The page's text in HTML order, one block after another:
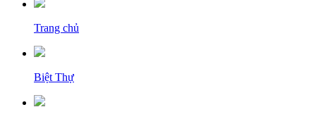
Trang chủ
Biệt Thự